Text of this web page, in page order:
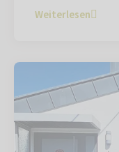
Weiterlesen